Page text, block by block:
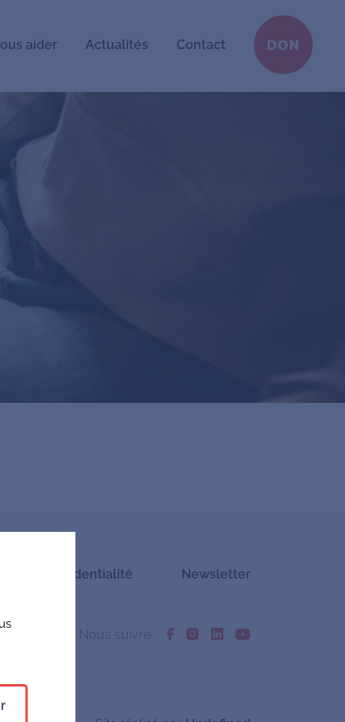
aider Actualités Contact DON
de confidentialité Newsletter
Nous suivre